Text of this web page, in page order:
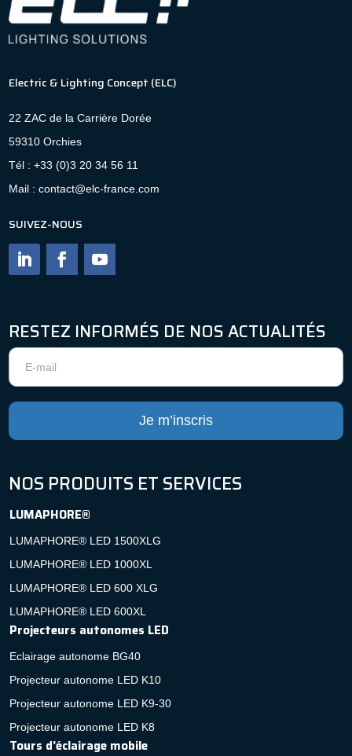
Electric & Lighting Concept (ELC)
22 ZAC de la Carrière Dorée
59310 Orchies
Tél : +33 (0)3 20 34 56 11
Mail : contact@elc-france.com
SUIVEZ-NOUS
RESTEZ INFORMÉS DE NOS ACTUALITÉS
Newsletter
Je m’inscris
NOS PRODUITS ET SERVICES
LUMAPHORE®
LUMAPHORE® LED 1500XLG
LUMAPHORE® LED 1000XL
LUMAPHORE® LED 600 XLG
LUMAPHORE® LED 600XL
Projecteurs autonomes LED
Eclairage autonome BG40
Projecteur autonome LED K10
Projecteur autonome LED K9-30
Projecteur autonome LED K8
Tours d’éclairage mobile